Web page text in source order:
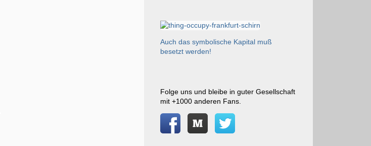
Auch das symbolische Kapital muß
besetzt werden!
Folge uns und bleibe in guter Gesellschaft
mit +1000 anderen Fans.